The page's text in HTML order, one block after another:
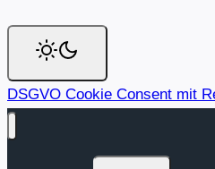
DSGVO Cookie Consent mit